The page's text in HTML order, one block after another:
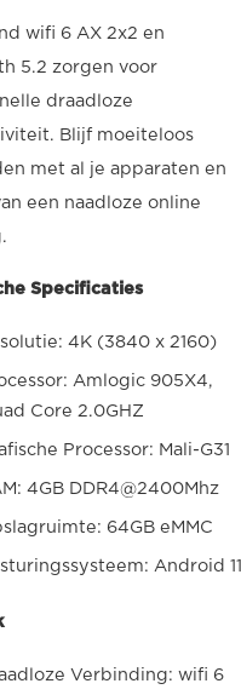
wifi 6 AX 2x2 en
5.2 zorgen voor
draadloze
Blijf moeiteloos
met al je apparaten en
een naadloze online
Specificaties
4K (3840 x 2160)
Amlogic 905X4,
Core 2.0GHZ
Processor: Mali-G31
4GB DDR4@2400Mhz
64GB eMMC
Android 11
Verbinding: wifi 6